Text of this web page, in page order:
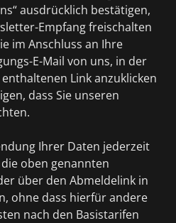
ausdrücklich bestätigen,
Empfang freischalten
im Anschluss an Ihre
E-Mail von uns, in der
Link anzuklicken
dass Sie unseren
Ihrer Daten jederzeit
oben genannten
über den Abmeldelink in
ohne dass hierfür andere
nach den Basistarifen